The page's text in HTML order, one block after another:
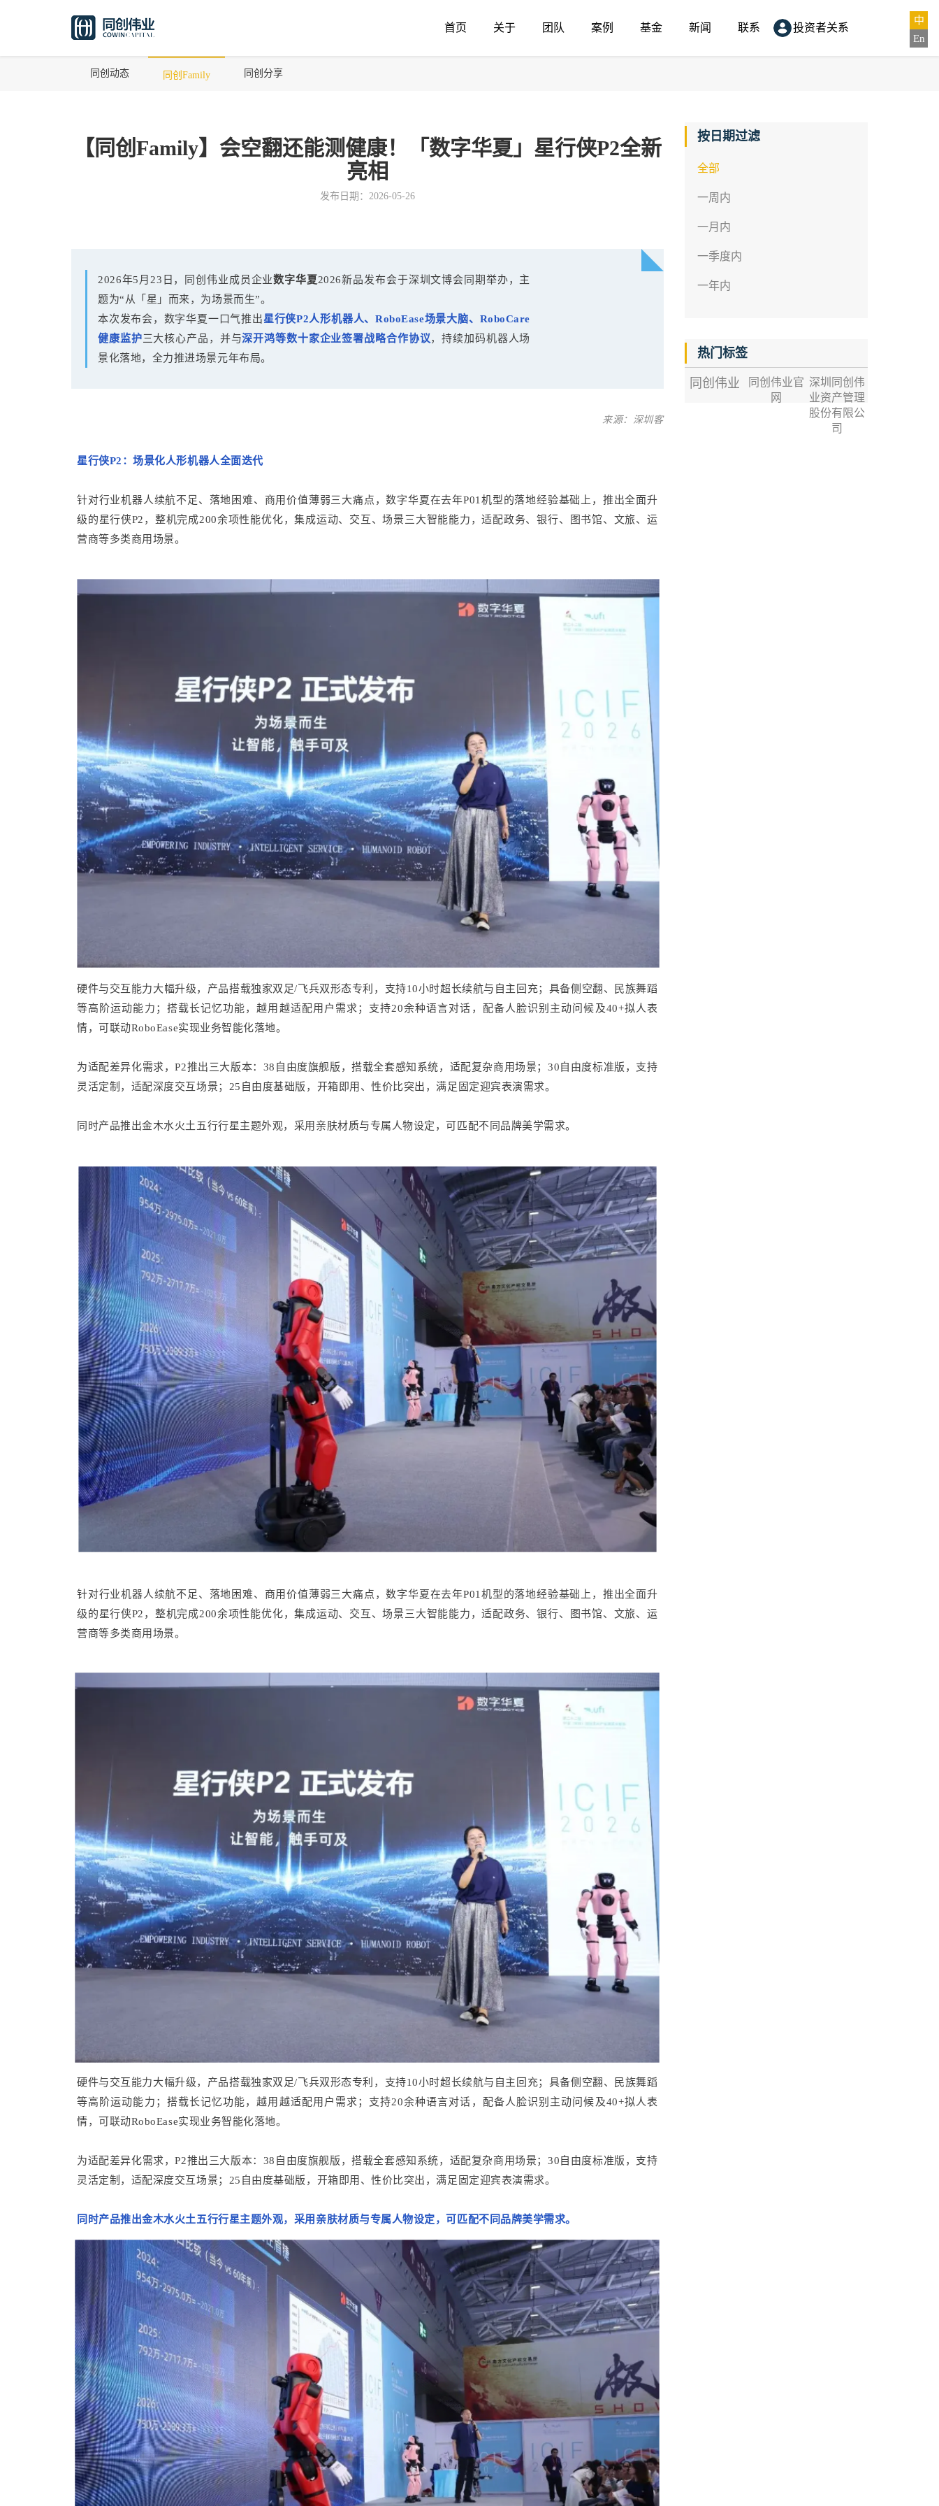
首页 关于 团队 案例 基金 新闻 联系 投资者关系
中
En
同创动态 同创Family 同创分享
【同创Family】会空翻还能测健康！「数字华夏」星行侠P2全新
亮相
发布日期：2026-05-26
2026年5月23日，同创伟业成员企业数字华夏 2026新品发布会于深圳文博会同期举办，主
题为“从「星」而来，为场景而生”。
本次发布会，数字华夏一口气推出星行侠P2人形机器人、RoboEase场景大脑、RoboCare
健康监护三大核心产品，并与深开鸿等数十家企业签署战略合作协议，持续加码机器人场
景化落地，全力推进场景元年布局。
来源：深圳客
星行侠P2：场景化人形机器人全面迭代
针对行业机器人续航不足、落地困难、商用价值薄弱三大痛点，数字华夏在去年P01机型的落地经验基础上，推出全面升
级的星行侠P2，整机完成200余项性能优化，集成运动、交互、场景三大智能能力，适配政务、银行、图书馆、文旅、运
营商等多类商用场景。
硬件与交互能力大幅升级，产品搭载独家双足/飞兵双形态专利，支持10小时超长续航与自主回充；具备侧空翻、民族舞蹈
等高阶运动能力；搭载长记忆功能，越用越适配用户需求；支持20余种语言对话，配备人脸识别主动问候及40+拟人表
情，可联动RoboEase实现业务智能化落地。
为适配差异化需求，P2推出三大版本：38自由度旗舰版，搭载全套感知系统，适配复杂商用场景；30自由度标准版，支持
灵活定制，适配深度交互场景；25自由度基础版，开箱即用、性价比突出，满足固定迎宾表演需求。
同时产品推出金木水火土五行行星主题外观，采用亲肤材质与专属人物设定，可匹配不同品牌美学需求。
针对行业机器人续航不足、落地困难、商用价值薄弱三大痛点，数字华夏在去年P01机型的落地经验基础上，推出全面升
级的星行侠P2，整机完成200余项性能优化，集成运动、交互、场景三大智能能力，适配政务、银行、图书馆、文旅、运
营商等多类商用场景。
硬件与交互能力大幅升级，产品搭载独家双足/飞兵双形态专利，支持10小时超长续航与自主回充；具备侧空翻、民族舞蹈
等高阶运动能力；搭载长记忆功能，越用越适配用户需求；支持20余种语言对话，配备人脸识别主动问候及40+拟人表
情，可联动RoboEase实现业务智能化落地。
为适配差异化需求，P2推出三大版本：38自由度旗舰版，搭载全套感知系统，适配复杂商用场景；30自由度标准版，支持
灵活定制，适配深度交互场景；25自由度基础版，开箱即用、性价比突出，满足固定迎宾表演需求。
同时产品推出金木水火土五行行星主题外观，采用亲肤材质与专属人物设定，可匹配不同品牌美学需求。
按日期过滤
全部
一周内
一月内
一季度内
一年内
热门标签
同创伟业
同创伟业官
网
深圳同创伟
业资产管理
股份有限公
司